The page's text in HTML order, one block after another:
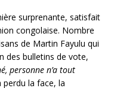
surprenante, satisfait
congolaise. Nombre
de Martin Fayulu qui
des bulletins de vote,
personne n’a tout
perdu la face, la